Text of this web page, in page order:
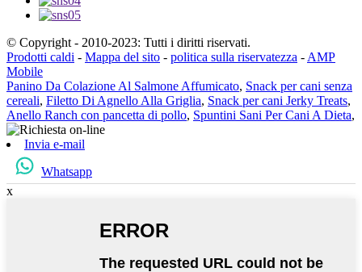
© Copyright - 2010-2023: Tutti i diritti riservati.
Prodotti caldi - Mappa del sito - politica sulla riservatezza - AMP
Mobile
Panino Da Colazione Al Salmone Affumicato, Snack per cani senza
cereali, Filetto Di Agnello Alla Griglia, Snack per cani Jerky Treats,
Anello Ranch con pancetta di pollo, Spuntini Sani Per Cani A Dieta,
Invia e-mail
Whatsapp
x